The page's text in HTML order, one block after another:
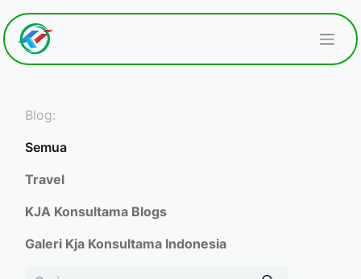
Blog:
Semua
Travel
KJA Konsultama Blogs
Galeri Kja Konsultama Indonesia